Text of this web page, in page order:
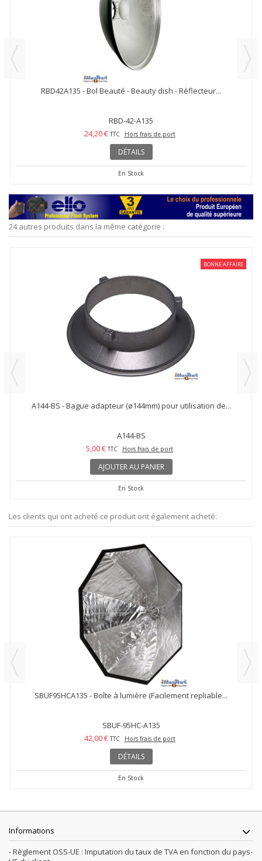
RBD42A135 - Bol Beauté - Beauty dish - Réflecteur...
RBD-42-A135
24,20 € TTC Hors frais de port
DÉTAILS
En Stock
24 autres produits dans la même catégorie :
BONNE AFFAIRE
A144-BS - Bague adapteur (ø144mm) pour utilisation de...
A144-BS
5,00 € TTC Hors frais de port
AJOUTER AU PANIER
En Stock
Les clients qui ont acheté ce produit ont également acheté:
SBUF95HCA135 - Boîte à lumière (Facilement repliable...
SBUF-95HC-A135
42,00 € TTC Hors frais de port
DÉTAILS
En Stock
Informations
- Règlement OSS-UE : Imputation du taux de TVA en fonction du pays-